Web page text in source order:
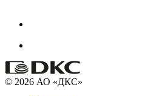
© 2026 АО «ДКС»